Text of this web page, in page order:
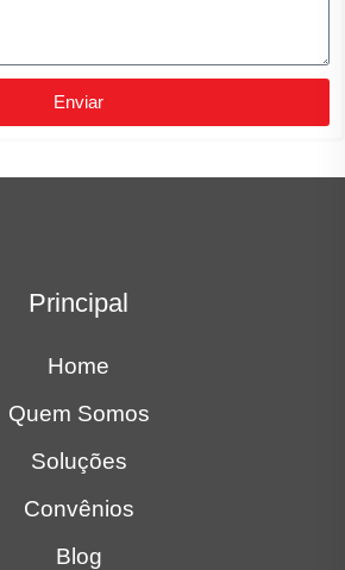
Enviar
Principal
Home
Quem Somos
Soluções
Convênios
Blog